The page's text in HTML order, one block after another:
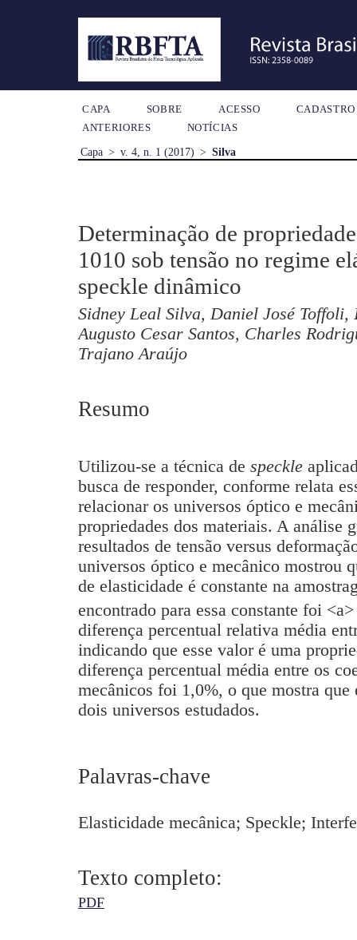
CAPA SOBRE ACESSO
CADASTRO
ANTERIORES
NOTÍCIAS
Capa > v. 4, n. 1 (2017) > Silva
Determinação de
1010 sob tensão no regime
speckle dinâmico
Sidney Leal Silva, Daniel José
Augusto Cesar Santos, Charles
Trajano Araújo
Resumo
Utilizou-se a técnica de speckle
busca de responder, conforme relata
relacionar os universos óptico e
propriedades dos materiais. A análise
resultados de tensão versus
universos óptico e mecânico mostrou
de elasticidade é constante na
encontrado para essa constante foi
diferença percentual relativa média
indicando que esse valor é uma
diferença percentual média entre os
mecânicos foi 1,0%, o que mostra que
dois universos estudados.
Palavras-chave
Elasticidade mecânica; Speckle;
Texto completo:
PDF